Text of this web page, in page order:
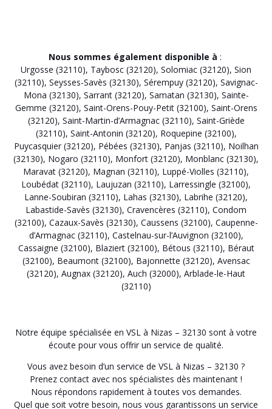
Nous sommes également disponible à :
Urgosse (32110), Taybosc (32120), Solomiac (32120), Sion
(32110), Seysses-Savès (32130), Sérempuy (32120), Savignac-
Mona (32130), Sarrant (32120), Samatan (32130), Sainte-
Gemme (32120), Saint-Orens-Pouy-Petit (32100), Saint-Orens
(32120), Saint-Martin-d’Armagnac (32110), Saint-Griède
(32110), Saint-Antonin (32120), Roquepine (32100),
Puycasquier (32120), Pébées (32130), Panjas (32110), Noilhan
(32130), Nogaro (32110), Monfort (32120), Monblanc (32130),
Maravat (32120), Magnan (32110), Luppé-Violles (32110),
Loubédat (32110), Laujuzan (32110), Larressingle (32100),
Lanne-Soubiran (32110), Lahas (32130), Labrihe (32120),
Labastide-Savès (32130), Cravencères (32110), Condom
(32100), Cazaux-Savès (32130), Caussens (32100), Caupenne-
d’Armagnac (32110), Castelnau-sur-l’Auvignon (32100),
Cassaigne (32100), Blaziert (32100), Bétous (32110), Béraut
(32100), Beaumont (32100), Bajonnette (32120), Avensac
(32120), Augnax (32120), Auch (32000), Arblade-le-Haut
(32110)
Notre équipe spécialisée en VSL à Nizas – 32130 sont à votre
écoute pour vous offrir un service de qualité.
Vous avez besoin d’un service de VSL à Nizas – 32130 ?
Prenez contact avec nos spécialistes dès maintenant !
Nous répondons rapidement à toutes vos demandes.
Quel que soit votre besoin, nous vous garantissons un service